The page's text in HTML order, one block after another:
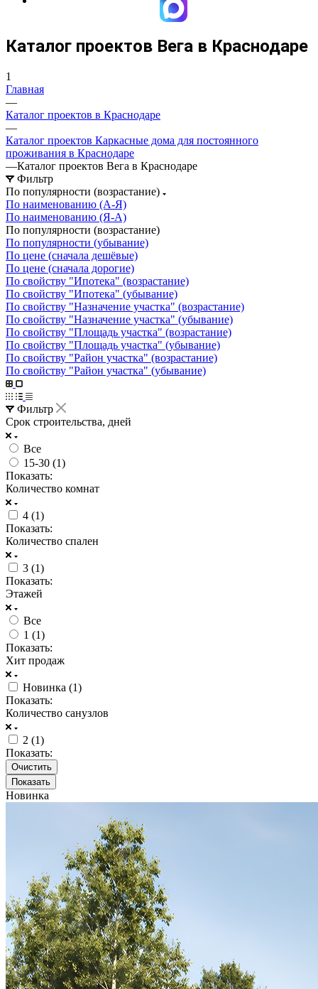
Каталог проектов Вега в Краснодаре
1
Главная
—
Каталог проектов в Краснодаре
—
Каталог проектов Каркасные дома для постоянного
проживания в Краснодаре
—Каталог проектов Вега в Краснодаре
Фильтр
По популярности (возрастание)
По наименованию (А-Я)
По наименованию (Я-А)
По популярности (возрастание)
По популярности (убывание)
По цене (сначала дешёвые)
По цене (сначала дорогие)
По свойству "Ипотека" (возрастание)
По свойству "Ипотека" (убывание)
По свойству "Назначение участка" (возрастание)
По свойству "Назначение участка" (убывание)
По свойству "Площадь участка" (возрастание)
По свойству "Площадь участка" (убывание)
По свойству "Район участка" (возрастание)
По свойству "Район участка" (убывание)
Фильтр
Срок строительства, дней
Все
15-30 (1)
Показать:
Количество комнат
4 (1)
Показать:
Количество спален
3 (1)
Показать:
Этажей
Все
1 (1)
Показать:
Хит продаж
Новинка (1)
Показать:
Количество санузлов
2 (1)
Показать:
Очистить
Новинка